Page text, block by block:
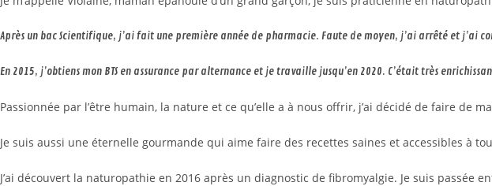
Après un bac Scientifique, j’ai fait une première année de pharmacie. Faute de moyen, j’ai arrêté et j’ai
En 2015, j’obtiens mon BTS en assurance par alternance et je travaille jusqu’en 2020. C’était très
Passionnée par l’être humain, la nature et ce qu’elle a à nous offrir, j’ai décidé de faire de
Je suis aussi une éternelle gourmande qui aime faire des recettes saines et accessibles à
J’ai découvert la naturopathie en 2016 après un diagnostic de fibromyalgie. Je suis